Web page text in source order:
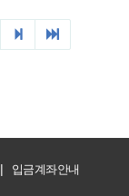
| 입금계좌안내